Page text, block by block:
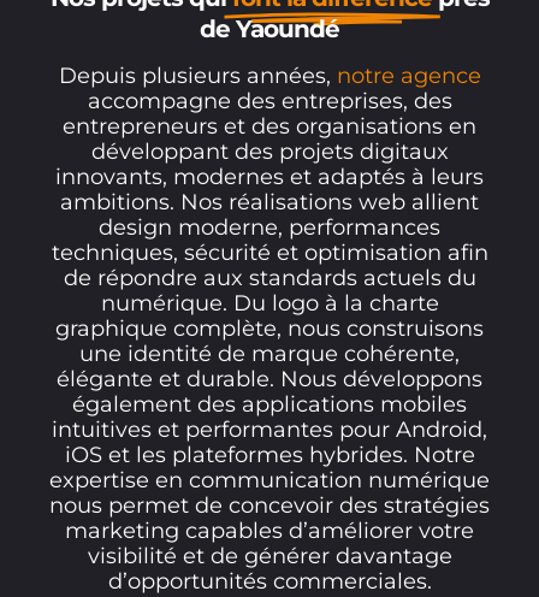
de Yaoundé
Depuis plusieurs années, notre agence
accompagne des entreprises, des
entrepreneurs et des organisations en
développant des projets digitaux
innovants, modernes et adaptés à leurs
ambitions. Nos réalisations web allient
design moderne, performances
techniques, sécurité et optimisation afin
de répondre aux standards actuels du
numérique. Du logo à la charte
graphique complète, nous construisons
une identité de marque cohérente,
élégante et durable. Nous développons
également des applications mobiles
intuitives et performantes pour Android,
iOS et les plateformes hybrides. Notre
expertise en communication numérique
nous permet de concevoir des stratégies
marketing capables d’améliorer votre
visibilité et de générer davantage
d’opportunités commerciales.